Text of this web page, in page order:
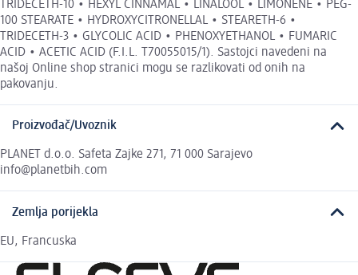
TRIDECETH-10 • HEXYL CINNAMAL • LINALOOL • LIMONENE • PEG-
100 STEARATE • HYDROXYCITRONELLAL • STEARETH-6 •
TRIDECETH-3 • GLYCOLIC ACID • PHENOXYETHANOL • FUMARIC
ACID • ACETIC ACID (F.I.L. T70055015/1). Sastojci navedeni na
našoj Online shop stranici mogu se razlikovati od onih na
pakovanju.
Proizvođač/Uvoznik
PLANET d.o.o. Safeta Zajke 271, 71 000 Sarajevo
info@planetbih.com
Zemlja porijekla
EU, Francuska